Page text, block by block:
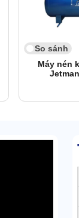
So sánh
Máy nén